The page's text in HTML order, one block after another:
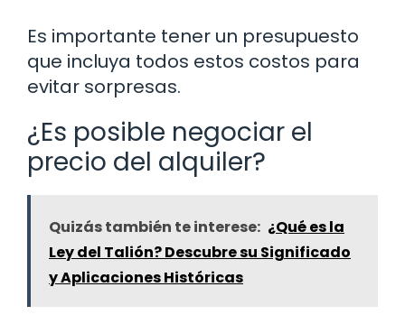
Es importante tener un presupuesto
que incluya todos estos costos para
evitar sorpresas.
¿Es posible negociar el
precio del alquiler?
Quizás también te interese: ¿Qué es la
Ley del Talión? Descubre su Significado
y Aplicaciones Históricas